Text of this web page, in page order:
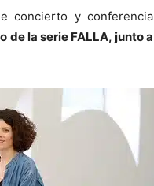
concierto y conferencia
de la serie FALLA, junto a